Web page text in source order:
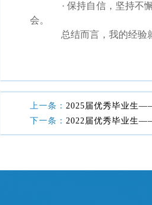
· 保持自信，坚持不
会。
总结而言，我的经验
上一条： 2025届优秀毕业生
下一条： 2022届优秀毕业生